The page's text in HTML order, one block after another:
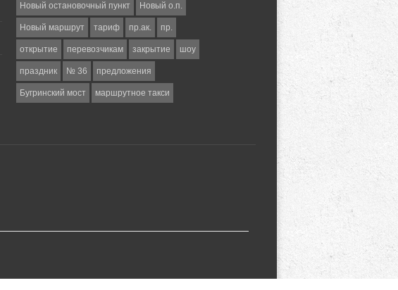
Новый остановочный пункт Новый о.п.
Новый маршрут тариф пр.ак. пр.
открытие перевозчикам закрытие шоу
праздник № 36 предложения
Бугринский мост маршрутное такси